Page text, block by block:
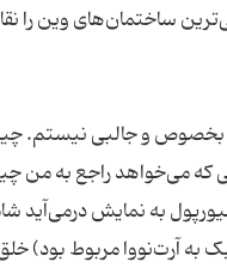
بخصوص و جالبی نیستم.
به نمایش درمی‌آید
به آرت‌نووا مربوط بود)